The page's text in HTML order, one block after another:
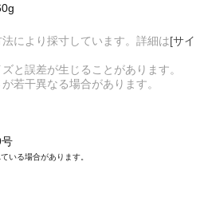
により採寸しています。詳細は[サイ
と誤差が生じることがあります。
若干異なる場合があります。
いる場合があります。